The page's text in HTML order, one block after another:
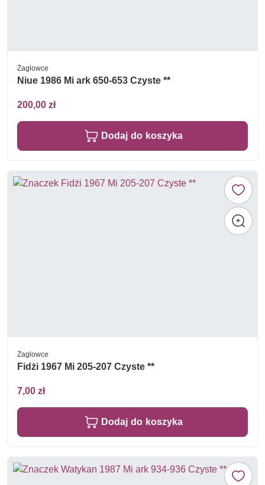
Żaglowce
Niue 1986 Mi ark 650-653 Czyste **
200,00 zł
Dodaj do koszyka
Żaglowce
Fidżi 1967 Mi 205-207 Czyste **
7,00 zł
Dodaj do koszyka